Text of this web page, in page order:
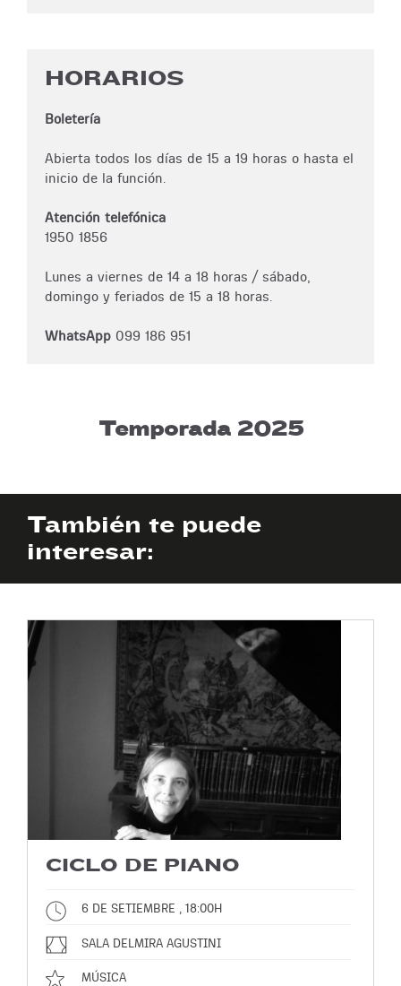
HORARIOS
Boletería
Abierta todos los días de 15 a 19 horas o hasta el
inicio de la función.
Atención telefónica
1950 1856
Lunes a viernes de 14 a 18 horas / sábado,
domingo y feriados de 15 a 18 horas.
WhatsApp 099 186 951
Temporada 2025
También te puede
interesar:
CICLO DE PIANO
6 DE SETIEMBRE , 18:00H
SALA DELMIRA AGUSTINI
MÚSICA